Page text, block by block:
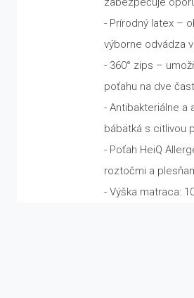
- Prírodný latex –
výborne odvádza
- 360° zips –
poťahu na dve
- Antibakteriálne a
bábätká s citlivou
- Poťah HeiQ
roztočmi a
- Výška matraca: